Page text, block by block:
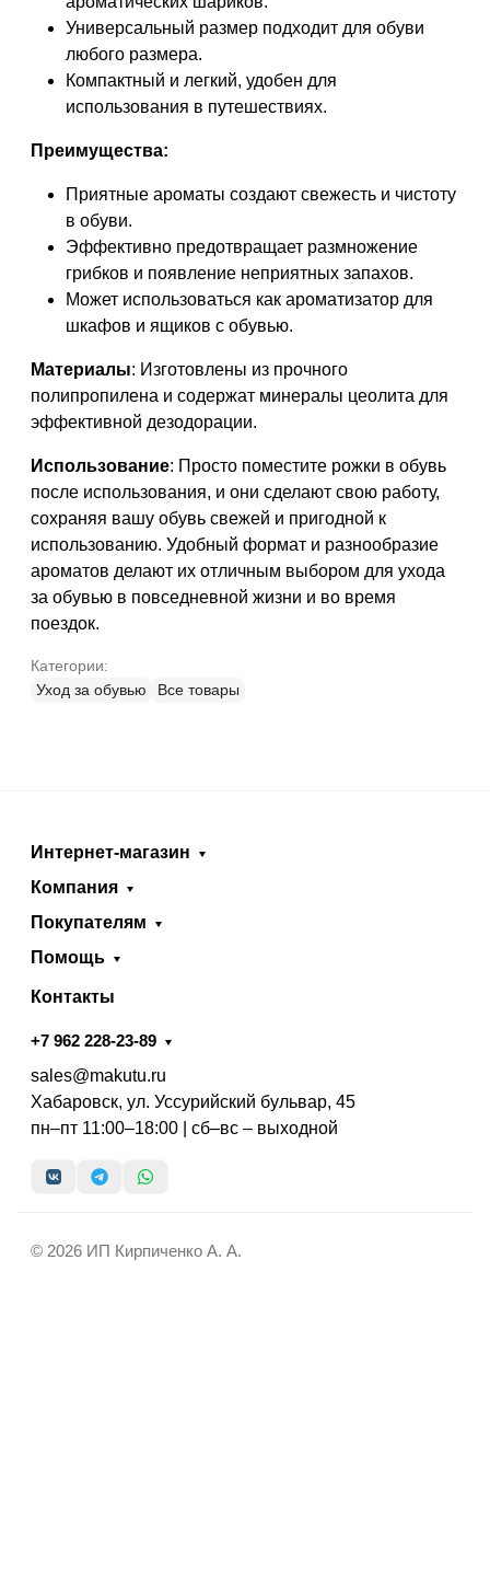
Универсальный размер подходит для обуви
любого размера.
Компактный и легкий, удобен для
использования в путешествиях.
Преимущества:
Приятные ароматы создают свежесть и чистоту
в обуви.
Эффективно предотвращает размножение
грибков и появление неприятных запахов.
Может использоваться как ароматизатор для
шкафов и ящиков с обувью.
Материалы: Изготовлены из прочного
полипропилена и содержат минералы цеолита для
эффективной дезодорации.
Использование: Просто поместите рожки в обувь
после использования, и они сделают свою работу,
сохраняя вашу обувь свежей и пригодной к
использованию. Удобный формат и разнообразие
ароматов делают их отличным выбором для ухода
за обувью в повседневной жизни и во время
поездок.
Категории:
Уход за обувью
Все товары
Интернет-магазин
Компания
Покупателям
Помощь
Контакты
+7 962 228-23-89
sales@makutu.ru
Хабаровск, ул. Уссурийский бульвар, 45
пн–пт 11:00–18:00 | сб–вс – выходной
© 2026 ИП Кирпиченко А. А.